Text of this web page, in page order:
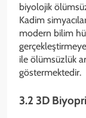
biyolojik
Kadim
modern bilim
ile ölümsüzlük
göstermektedir.
3.2 3D